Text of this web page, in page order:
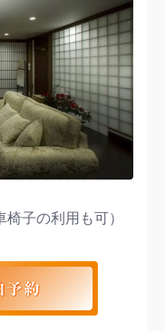
子の利用も可）